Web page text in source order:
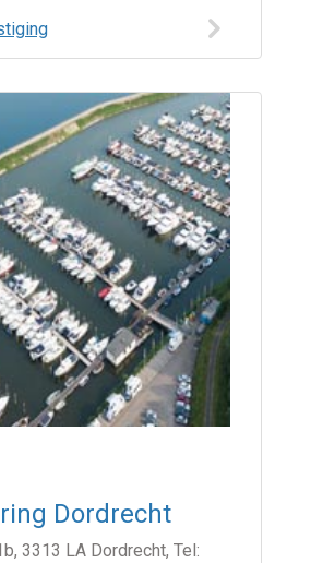
Dordrecht
3313 LA Dordrecht, Tel: